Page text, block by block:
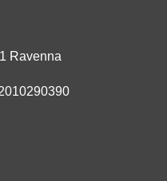
Ravenna